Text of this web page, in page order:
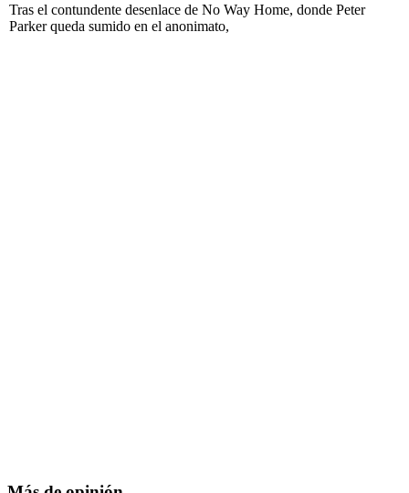
Tras el contundente desenlace de No Way Home, donde Peter
Parker queda sumido en el anonimato,